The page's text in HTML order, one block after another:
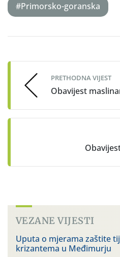
#Primorsko-goranska
navigation
PRETHODNA VIJEST
Obavijest
VEZANE VIJESTI
Uputa o mjerama zaštite
krizantema u Međimurju